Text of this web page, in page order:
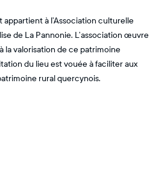
à l’Association culturelle
de La Pannonie. L’association œuvre
la valorisation de ce patrimoine
du lieu est vouée à faciliter aux
rural quercynois.